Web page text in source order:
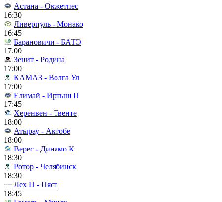
Астана - Окжетпес
16:30
Ливерпуль - Монако
16:45
Барановичи - БАТЭ
17:00
Зенит - Родина
17:00
КАМАЗ - Волга Ул
17:00
Елимай - Иртыш П
17:45
Херенвен - Твенте
18:00
Атырау - Актобе
18:00
Верес - Динамо К
18:30
Ротор - Челябинск
18:30
Лех П - Пяст
18:45